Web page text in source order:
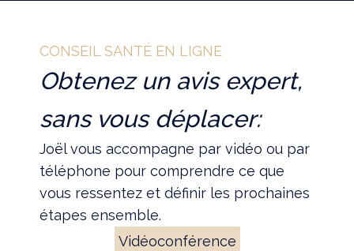
CONSEIL SANTÉ EN LIGNE
Obtenez un avis expert,
sans vous déplacer:
Joël vous accompagne par vidéo ou par
téléphone pour comprendre ce que
vous ressentez et définir les prochaines
étapes ensemble.
Vidéoconférence